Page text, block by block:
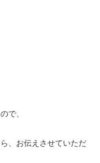
で、
、お伝えさせていただ